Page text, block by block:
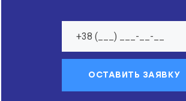
ОСТАВИТЬ ЗАЯВКУ